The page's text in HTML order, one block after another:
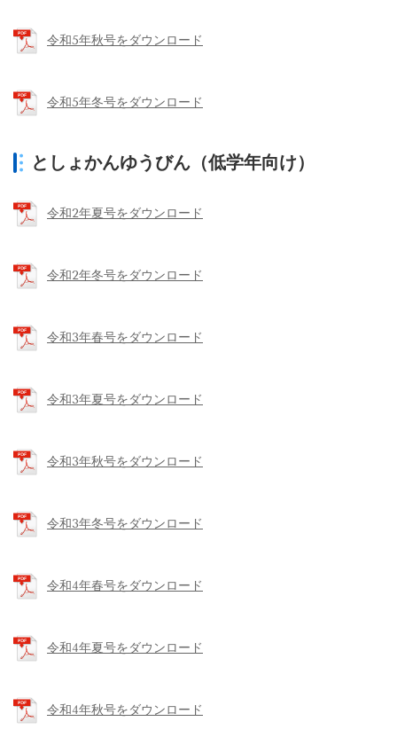
令和5年秋号をダウンロード
令和5年冬号をダウンロード
としょかんゆうびん（低学年向け）
令和2年夏号をダウンロード
令和2年冬号をダウンロード
令和3年春号をダウンロード
令和3年夏号をダウンロード
令和3年秋号をダウンロード
令和3年冬号をダウンロード
令和4年春号をダウンロード
令和4年夏号をダウンロード
令和4年秋号をダウンロード